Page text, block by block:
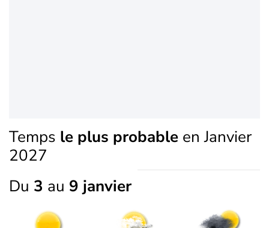
Temps le plus probable en Janvier
2027
Du 3 au 9 janvier